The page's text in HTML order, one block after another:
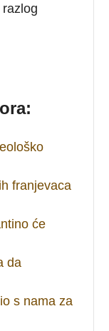
franjevaca
će
da
s nama za